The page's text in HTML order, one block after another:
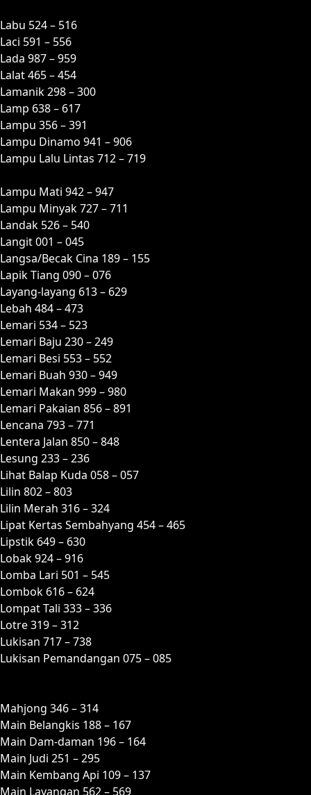
Labu 524 – 516
Laci 591 – 556
Lada 987 – 959
Lalat 465 – 454
Lamanik 298 – 300
Lamp 638 – 617
Lampu 356 – 391
Lampu Dinamo 941 – 906
Lampu Lalu Lintas 712 – 719
Lampu Mati 942 – 947
Lampu Minyak 727 – 711
Landak 526 – 540
Langit 001 – 045
Langsa/Becak Cina 189 – 155
Lapik Tiang 090 – 076
Layang-layang 613 – 629
Lebah 484 – 473
Lemari 534 – 523
Lemari Baju 230 – 249
Lemari Besi 553 – 552
Lemari Buah 930 – 949
Lemari Makan 999 – 980
Lemari Pakaian 856 – 891
Lencana 793 – 771
Lentera Jalan 850 – 848
Lesung 233 – 236
Lihat Balap Kuda 058 – 057
Lilin 802 – 803
Lilin Merah 316 – 324
Lipat Kertas Sembahyang 454 – 465
Lipstik 649 – 630
Lobak 924 – 916
Lomba Lari 501 – 545
Lombok 616 – 624
Lompat Tali 333 – 336
Lotre 319 – 312
Lukisan 717 – 738
Lukisan Pemandangan 075 – 085
Mahjong 346 – 314
Main Belangkis 188 – 167
Main Dam-daman 196 – 164
Main Judi 251 – 295
Main Kembang Api 109 – 137
Main Layangan 562 – 569